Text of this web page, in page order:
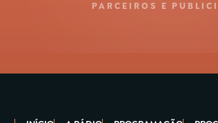
PARCEIROS E